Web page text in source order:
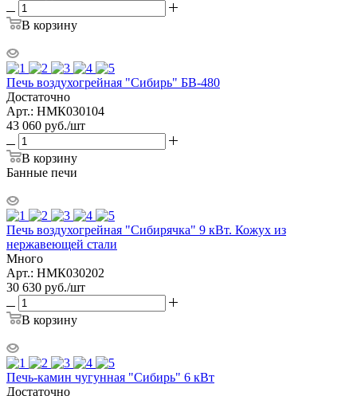
В корзину
Печь воздухогрейная "Сибирь" БВ-480
Достаточно
Арт.: НМК030104
43 060 руб./шт
В корзину
Банные печи
Печь воздухогрейная "Сибирячка" 9 кВт. Кожух из
нержавеющей стали
Много
Арт.: НМК030202
30 630 руб./шт
В корзину
Печь-камин чугунная "Сибирь" 6 кВт
Достаточно